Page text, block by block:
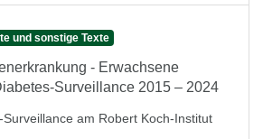
und sonstige Texte
- Erwachsene
Surveillance 2015 – 2024
am Robert Koch-Institut